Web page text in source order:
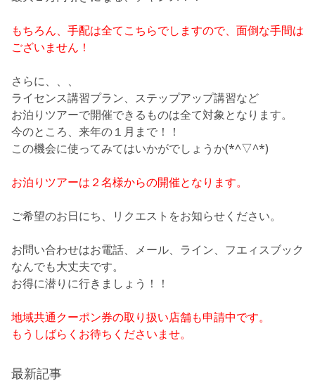
もちろん、手配は全てこちらでしますので、面倒な手間は
ございません！
さらに、、、
ライセンス講習プラン、ステップアップ講習など
お泊りツアーで開催できるものは全て対象となります。
今のところ、来年の１月まで！！
この機会に使ってみてはいかがでしょうか(*^▽^*)
お泊りツアーは２名様からの開催となります。
ご希望のお日にち、リクエストをお知らせください。
お問い合わせはお電話、メール、ライン、フエィスブック
なんでも大丈夫です。
お得に潜りに行きましょう！！
地域共通クーポン券の取り扱い店舗も申請中です。
もうしばらくお待ちくださいませ。
最新記事